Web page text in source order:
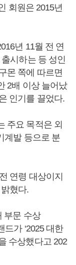
회원은 2015년
년 11월 전 연
출시하는 등 성인
몬 쪽에 따르면
2배 이상 늘어났
인기를 끌었다.
주요 목적은 외
계발 등으로 분
연령 대상이지
혔다.
부문 수상
가 ‘2025 대한
수상했다고 202